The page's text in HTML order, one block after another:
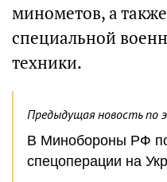
минометов, а
специальной
техники.
Предыдущая новость по
В Минобороны РФ
спецоперации на